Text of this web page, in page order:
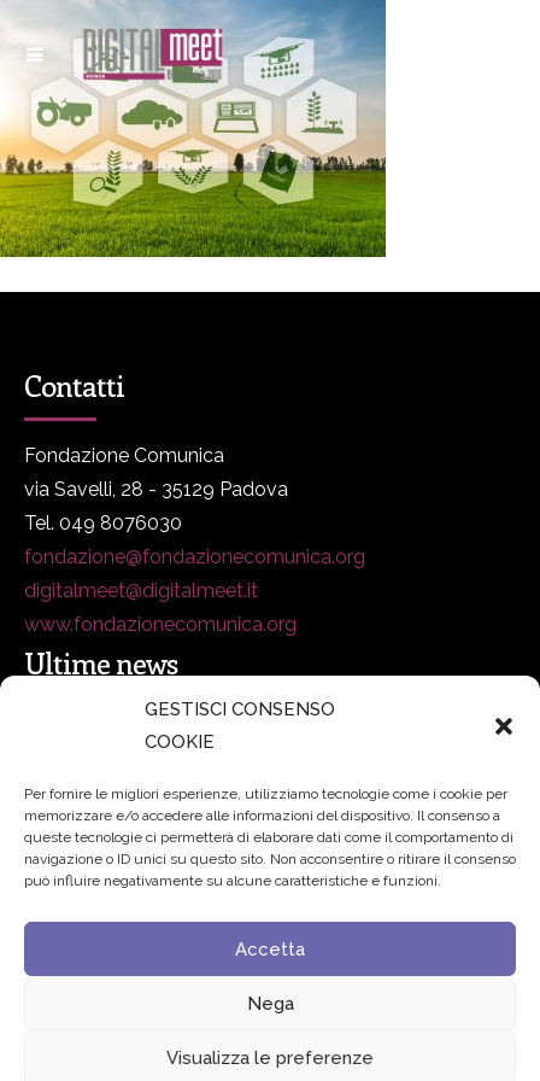
GESTISCI CONSENSO
COOKIE
Per fornire le migliori esperienze, utilizziamo tecnologie come i cookie per
memorizzare e/o accedere alle informazioni del dispositivo. Il consenso a
queste tecnologie ci permetterà di elaborare dati come il comportamento di
navigazione o ID unici su questo sito. Non acconsentire o ritirare il consenso
può influire negativamente su alcune caratteristiche e funzioni.
Accetta
Nega
Visualizza le preferenze
Contatti
Fondazione Comunica
via Savelli, 28 - 35129 Padova
Tel. 049 8076030
fondazione@fondazionecomunica.org
digitalmeet@digitalmeet.it
www.fondazionecomunica.org
Ultime news
secsolutionforum 2026: è Bologna la nuova capitale
Padre Benanti: «Intelligenza artificiale? Contro i nuovi
algoritmi del potere serve una governance condivisa»
Edvance – Digital Education Hub Higher Education